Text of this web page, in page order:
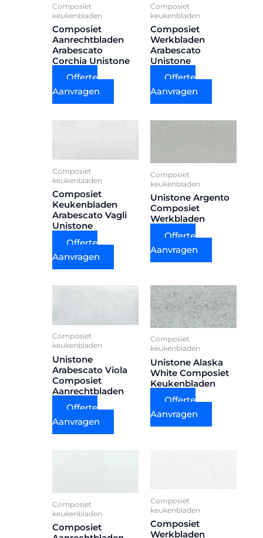
Composiet
keukenbladen
Composiet
Aanrechtbladen
Arabescato
Corchia Unistone
Offerte
Aanvragen
Composiet
keukenbladen
Composiet
Werkbladen
Arabescato
Unistone
Offerte
Aanvragen
Composiet
keukenbladen
Composiet
Keukenbladen
Arabescato Vagli
Unistone
Offerte
Aanvragen
Composiet
keukenbladen
Unistone Argento
Composiet
Werkbladen
Offerte
Aanvragen
Composiet
keukenbladen
Unistone
Arabescato Viola
Composiet
Aanrechtbladen
Offerte
Aanvragen
Composiet
keukenbladen
Unistone Alaska
White Composiet
Keukenbladen
Offerte
Aanvragen
Composiet
keukenbladen
Composiet
Composiet
keukenbladen
Composiet
Werkbladen